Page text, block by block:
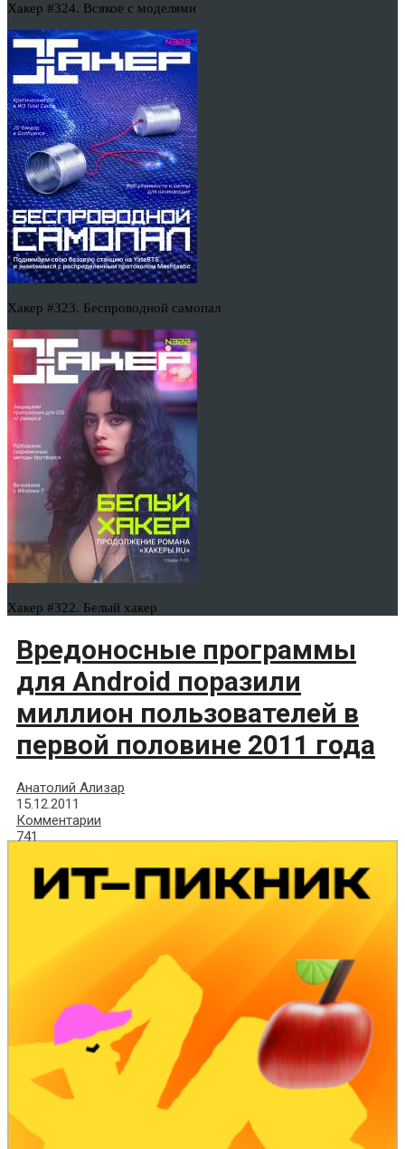
Хакер #324. Всякое с моделями
Хакер #323. Беспроводной самопал
Хакер #322. Белый хакер
Вредоносные программы
для Android поразили
миллион пользователей в
первой половине 2011 года
Анатолий Ализар
15.12.2011
Комментарии
741